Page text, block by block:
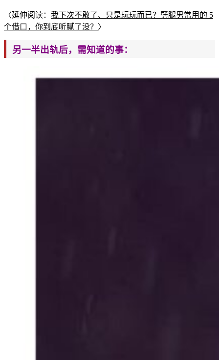
〈延伸阅读： 我下次不敢了、只是玩玩而已？劈腿男常用的 5
个借口，你到底听腻了没？ 〉
另一半出轨后，需知道的事：